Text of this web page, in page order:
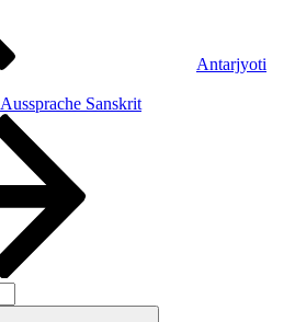
Antarjyoti
Sanskrit